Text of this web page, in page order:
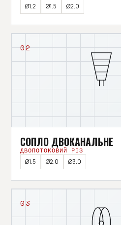
Ø1.2
Ø1.5 Ø2.0
02
СОПЛО ДВОКАНАЛЬНЕ
ДВОПОТОКОВИЙ РІЗ
Ø1.5
Ø2.0 Ø3.0
03